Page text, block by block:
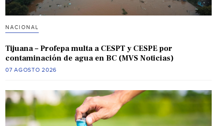
NACIONAL
Tijuana – Profepa multa a CESPT y CESPE por
contaminación de agua en BC (MVS Noticias)
07 AGOSTO 2026